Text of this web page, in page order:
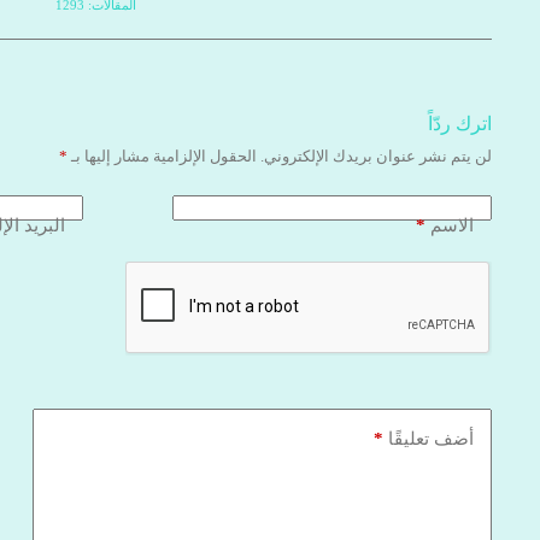
المقالات: 1293
اترك ردّاً
لن يتم نشر عنوان بريدك الإلكتروني. الحقول الإلزامية مشار إليها بـ *
الاسم* البريد
أضف تعليقًا *